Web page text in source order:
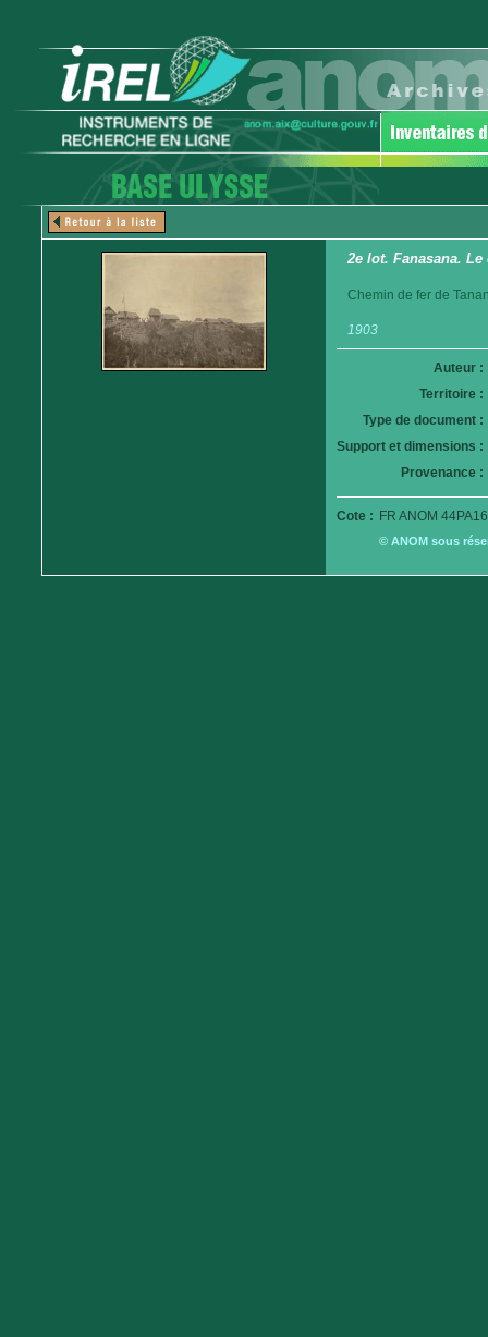
2e lot. Fanasana.
Chemin de fer de
1903
Auteur :
Territoire :
Type de document :
Support et dimensions :
Provenance :
Cote : FR ANOM
© ANOM sous